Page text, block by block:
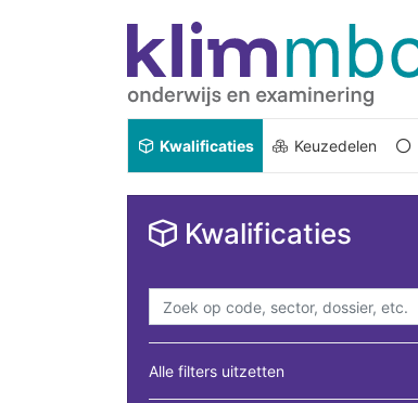
Kwalificaties Keuzedelen
Kwalificaties
Alle filters uitzetten